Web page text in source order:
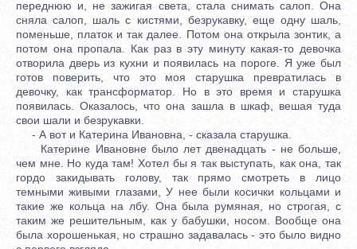
переднюю и, не зажигая света, стала снимать салоп. Она
сняла салоп, шаль с кистями, безрукавку, еще одну шаль,
поменьше, платок и так далее. Потом она открыла зонтик, а
потом она пропала. Как раз в эту минуту какая-то девочка
отворила дверь из кухни и появилась на пороге. Я уже был
готов поверить, что это моя старушка превратилась в
девочку, как трансформатор. Но в это время и старушка
появилась. Оказалось, что она зашла в шкаф, вешая туда
свои шали и безрукавки.
- А вот и Катерина Ивановна, - сказала старушка.
Катерине Ивановне было лет двенадцать - не больше,
чем мне. Но куда там! Хотел бы я так выступать, как она, так
гордо закидывать голову, так прямо смотреть в лицо
темными живыми глазами, У нее были косички кольцами и
такие же кольца на лбу. Она была румяная, но строгая, с
таким же решительным, как у бабушки, носом. Вообще она
была хорошенькая, но страшно задавалась - это было видно